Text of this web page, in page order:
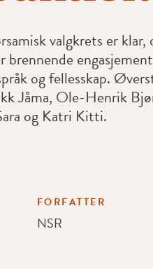
valgkrets er klar,
brennende
og fellesskap.
Jåma, Ole-Henrik
og Katri Kitti.
FORFATTER
NSR